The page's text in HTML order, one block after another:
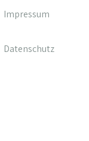
Impressum
Datenschutz